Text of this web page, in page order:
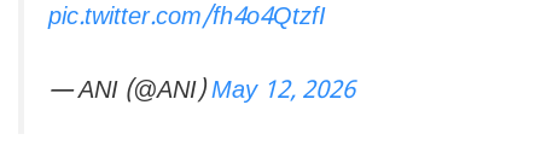
pic.twitter.com/fh4o4QtzfI
— ANI (@ANI)May 12, 2026